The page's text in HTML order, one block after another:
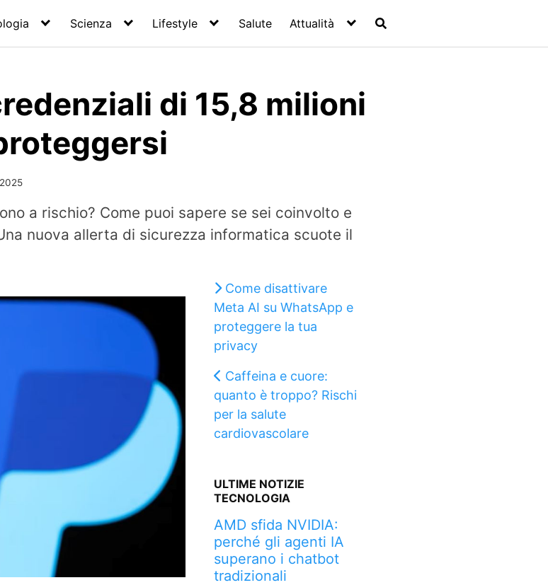
Scienza Lifestyle Salute Attualità
di 15,8 milioni
a rischio? Come puoi sapere se sei coinvolto e
nuova allerta di sicurezza informatica scuote il
Come disattivare
Meta AI su WhatsApp e
proteggere la tua
privacy
Caffeina e cuore:
quanto è troppo? Rischi
per la salute
cardiovascolare
ULTIME NOTIZIE
TECNOLOGIA
AMD sfida NVIDIA:
perché gli agenti IA
superano i chatbot
tradizionali